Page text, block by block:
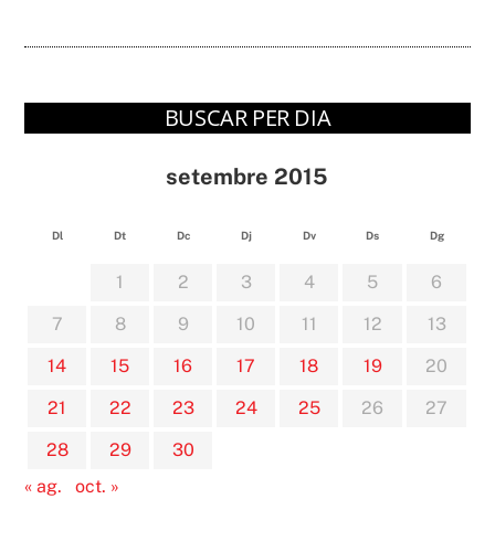
BUSCAR PER DIA
setembre 2015
Dl Dt Dc Dj Dv Ds Dg
1 2 3 4 5
6
7
8 9 10 11 12
13
14
15 16 17 18 19
20
21
22 23 24 25 26
27
28
29
30
« ag.
oct. »